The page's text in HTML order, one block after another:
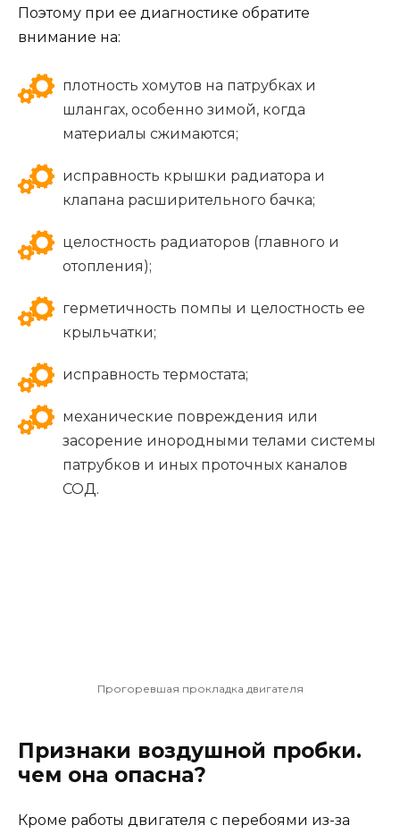
Поэтому при ее диагностике обратите
внимание на:
плотность хомутов на патрубках и
шлангах, особенно зимой, когда
материалы сжимаются;
исправность крышки радиатора и
клапана расширительного бачка;
целостность радиаторов (главного и
отопления);
герметичность помпы и целостность ее
крыльчатки;
исправность термостата;
механические повреждения или
засорение инородными телами системы
патрубков и иных проточных каналов
СОД.
Прогоревшая прокладка двигателя
Признаки воздушной пробки.
чем она опасна?
Кроме работы двигателя с перебоями из-за